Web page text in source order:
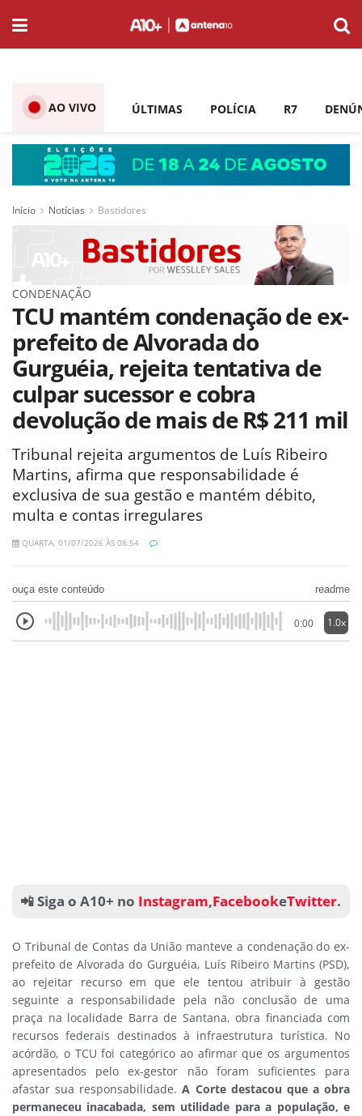
AO VIVO ÚLTIMAS POLÍCIA R7
Início Notícias Bastidores
CONDENAÇÃO
TCU mantém condenação de ex-
prefeito de Alvorada do
Gurguéia, rejeita tentativa de
culpar sucessor e cobra
devolução de mais de R$ 211 mil
Tribunal rejeita argumentos de Luís Ribeiro
Martins, afirma que responsabilidade é
exclusiva de sua gestão e mantém débito,
multa e contas irregulares
QUARTA, 01/07/2026 ÀS 08:54
ouça este conteúdo readme
0:00 1.0x
📲 Siga o A10+ no Instagram,FacebookeTwitter.
O Tribunal de Contas da União manteve a condenação do ex-
prefeito de Alvorada do Gurguéia, Luís Ribeiro Martins (PSD),
ao rejeitar recurso em que ele tentou atribuir à gestão
seguinte a responsabilidade pela não conclusão de uma
praça na localidade Barra de Santana, obra financiada com
recursos federais destinados à infraestrutura turística. No
acórdão, o TCU foi categórico ao afirmar que os argumentos
apresentados pelo ex-gestor não foram suficientes para
afastar sua responsabilidade.A Corte destacou que a obra
permaneceu inacabada, sem utilidade para a população, e